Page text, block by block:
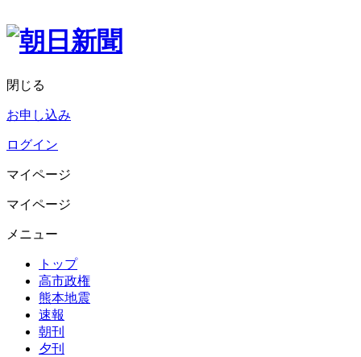
閉じる
お申し込み
ログイン
マイページ
マイページ
メニュー
トップ
高市政権
熊本地震
速報
朝刊
夕刊